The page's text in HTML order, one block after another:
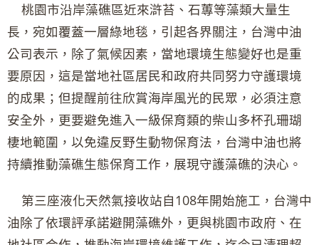
桃園市沿岸藻礁區近來滸苔、石蓴等藻類大量生
長，宛如覆蓋一層綠地毯，引起各界關注，台灣中油
公司表示，除了氣候因素，當地環境生態變好也是重
要原因，這是當地社區居民和政府共同努力守護環境
的成果；但提醒前往欣賞海岸風光的民眾，必須注意
安全外，更要避免進入一級保育類的柴山多杯孔珊瑚
棲地範圍，以免違反野生動物保育法，台灣中油也將
持續推動藻礁生態保育工作，展現守護藻礁的決心。
第三座液化天然氣接收站自108年開始施工，台灣中
油除了依環評承諾避開藻礁外，更與桃園市政府、在